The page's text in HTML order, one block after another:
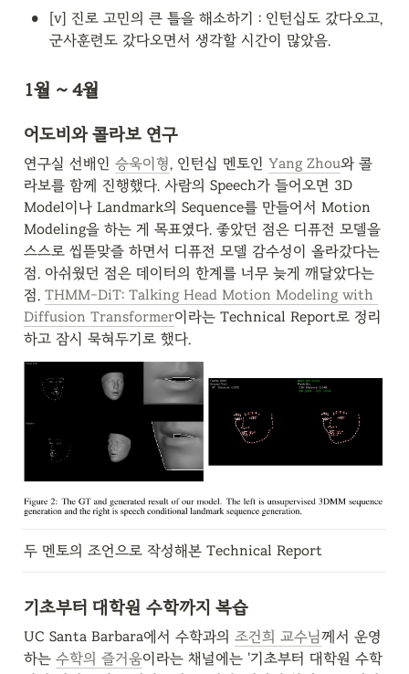
•
[v] 진로 고민의 큰 틀을 해소하기 : 인턴십도 갔다오고,
군사훈련도 갔다오면서 생각할 시간이 많았음.
1월 ~ 4월
어도비와 콜라보 연구
연구실 선배인 승욱이형, 인턴십 멘토인 Yang Zhou와 콜
라보를 함께 진행했다. 사람의 Speech가 들어오면 3D
Model이나 Landmark의 Sequence를 만들어서 Motion
Modeling을 하는 게 목표였다. 좋았던 점은 디퓨전 모델을
스스로 씹뜯맞즐 하면서 디퓨전 모델 감수성이 올라갔다는
점. 아쉬웠던 점은 데이터의 한계를 너무 늦게 깨달았다는
점. THMM-DiT: Talking Head Motion Modeling with
Diffusion Transformer이라는 Technical Report로 정리
하고 잠시 묵혀두기로 했다.
두 멘토의 조언으로 작성해본 Technical Report
기초부터 대학원 수학까지 복습
UC Santa Barbara에서 수학과의 조건희 교수님께서 운영
하는 수학의 즐거움이라는 채널에는 '기초부터 대학원 수학